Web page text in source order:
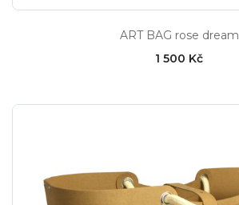
ART BAG rose dream
1 500 Kč